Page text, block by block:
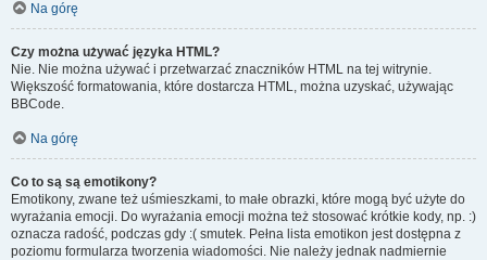
Na górę
Czy można używać języka HTML?
Nie. Nie można używać i przetwarzać znaczników HTML na tej witrynie.
Większość formatowania, które dostarcza HTML, można uzyskać, używając
BBCode.
Na górę
Co to są są emotikony?
Emotikony, zwane też uśmieszkami, to małe obrazki, które mogą być użyte do
wyrażania emocji. Do wyrażania emocji można też stosować krótkie kody, np. :)
oznacza radość, podczas gdy :( smutek. Pełna lista emotikon jest dostępna z
poziomu formularza tworzenia wiadomości. Nie należy jednak nadmiernie